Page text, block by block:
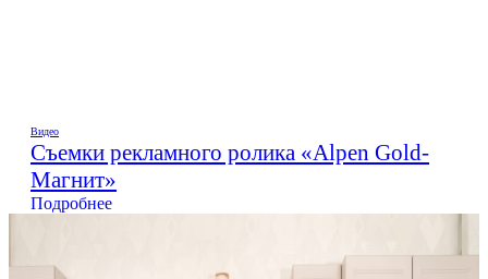
Видео
Съемки рекламного ролика «Alpen Gold-
Магнит»
Подробнее